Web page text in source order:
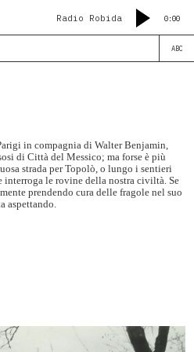
Radio Robida 0:00
in compagnia di Walter Benjamin,
di Città del Messico; ma forse è più
strada per Topolò, o lungo i sentieri
le rovine della nostra civiltà. Se
prendendo cura delle fragole nel suo
aspettando.
ABC